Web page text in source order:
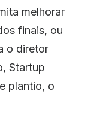
melhorar
finais, ou
o diretor
Startup
plantio, o